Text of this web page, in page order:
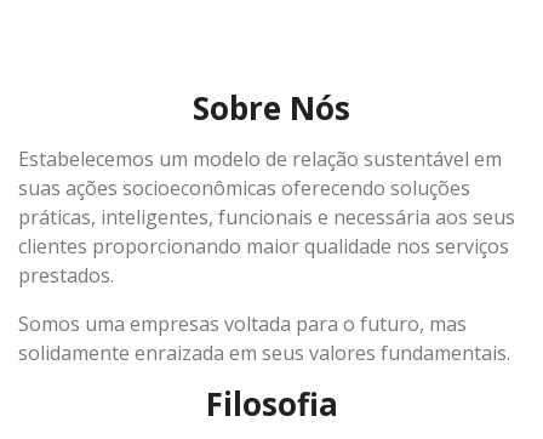
Sobre Nós
Estabelecemos um modelo de relação sustentável em
suas ações socioeconômicas oferecendo soluções
práticas, inteligentes, funcionais e necessária aos seus
clientes proporcionando maior qualidade nos serviços
prestados.
Somos uma empresas voltada para o futuro, mas
solidamente enraizada em seus valores fundamentais.
Filosofia